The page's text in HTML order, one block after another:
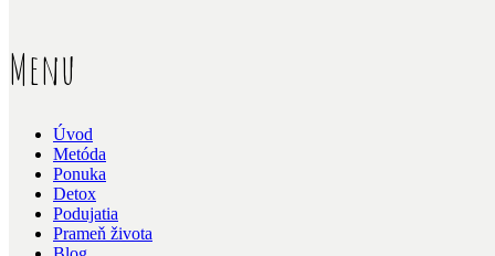
Menu
Úvod
Metóda
Ponuka
Detox
Podujatia
Prameň života